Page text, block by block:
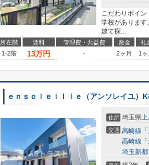
こだわりポイ
学校がありま
建て探...
所在階 賃料 管理費・共益費 敷金 礼
1-2階
13万円 - 2ヶ月 1ヶ
ｅｎｓｏｌｅｉｌｌｅ（アンソレイユ）
住所 埼玉県
交通 高崎線 「
高崎線 「
埼玉新